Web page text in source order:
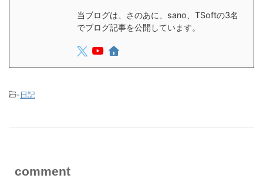
当ブログは、さのあに、sano、TSoftの3名
でブログ記事を公開しています。
-日記
comment